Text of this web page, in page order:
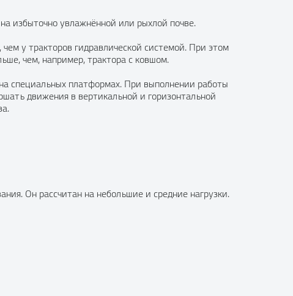
избыточно увлажнённой или рыхлой почве.
у тракторов гидравлической системой. При этом
чем, например, трактора с ковшом.
специальных платформах. При выполнении работы
движения в вертикальной и горизонтальной
Он рассчитан на небольшие и средние нагрузки.